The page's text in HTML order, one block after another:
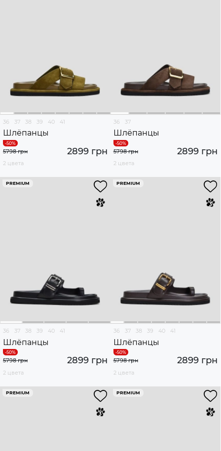
36 37 38 39 40 41
Шлёпанцы
2899 грн
5798 грн
2 цвета
36 37
Шлёпанцы
2899 грн
5798 грн
2 цвета
PREMIUM
36 37 38 39 40 41
Шлёпанцы
2899 грн
5798 грн
2 цвета
PREMIUM
36 37 38 39 40 41
Шлёпанцы
2899 грн
5798 грн
2 цвета
PREMIUM PREMIUM